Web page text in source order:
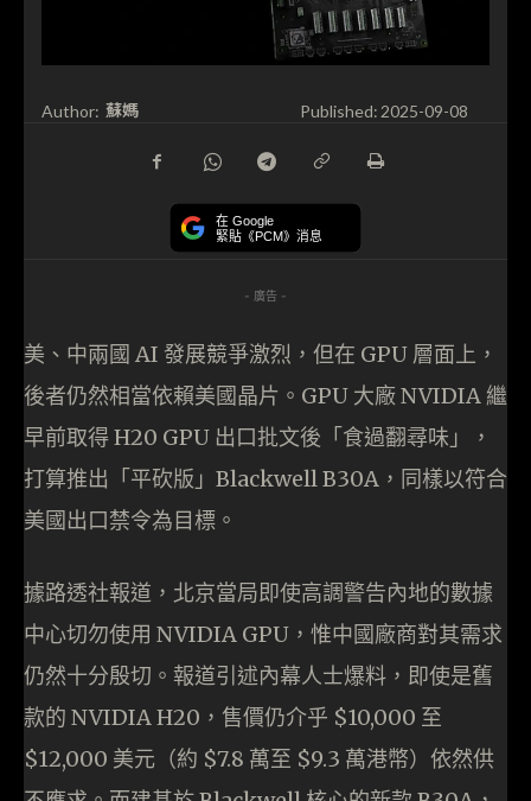
Author: 蘇媽 Published: 2025-09-08
在 Google
緊貼《PCM》消息
- 廣告 -
美、中兩國 AI 發展競爭激烈，但在 GPU 層面上，
後者仍然相當依賴美國晶片。GPU 大廠 NVIDIA 繼
早前取得 H20 GPU 出口批文後「食過翻尋味」，
打算推出「平砍版」Blackwell B30A，同樣以符合
美國出口禁令為目標。
據路透社報道，北京當局即使高調警告內地的數據
中心切勿使用 NVIDIA GPU，惟中國廠商對其需求
仍然十分殷切。報道引述內幕人士爆料，即使是舊
款的 NVIDIA H20，售價仍介乎 $10,000 至
$12,000 美元（約 $7.8 萬至 $9.3 萬港幣）依然供